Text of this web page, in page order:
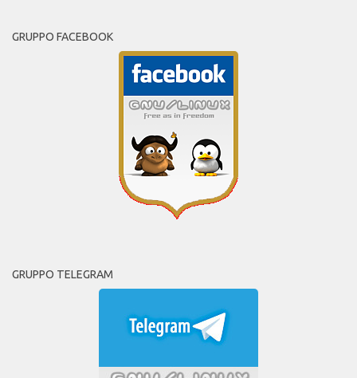
GRUPPO FACEBOOK
GRUPPO TELEGRAM